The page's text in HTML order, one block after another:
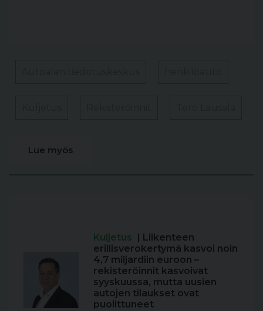
Lue myös
Kuljetus | Liikenteen
erillisverokertymä kasvoi noin
4,7 miljardiin euroon –
rekisteröinnit kasvoivat
syyskuussa, mutta uusien
autojen tilaukset ovat
puolittuneet